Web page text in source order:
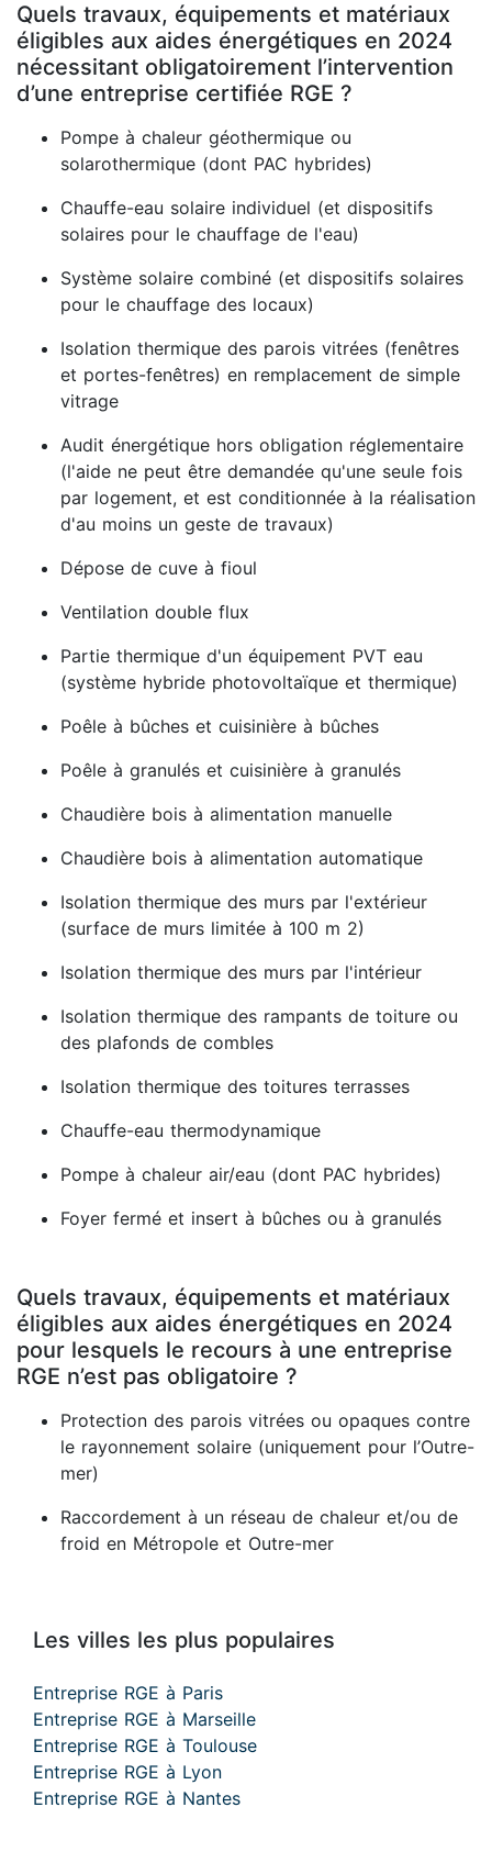
Quels travaux, équipements et matériaux
éligibles aux aides énergétiques en 2024
nécessitant obligatoirement l’intervention
d’une entreprise certifiée RGE ?
Pompe à chaleur géothermique ou
solarothermique (dont PAC hybrides)
Chauffe-eau solaire individuel (et dispositifs
solaires pour le chauffage de l'eau)
Système solaire combiné (et dispositifs solaires
pour le chauffage des locaux)
Isolation thermique des parois vitrées (fenêtres
et portes-fenêtres) en remplacement de simple
vitrage
Audit énergétique hors obligation réglementaire
(l'aide ne peut être demandée qu'une seule fois
par logement, et est conditionnée à la réalisation
d'au moins un geste de travaux)
Dépose de cuve à fioul
Ventilation double flux
Partie thermique d'un équipement PVT eau
(système hybride photovoltaïque et thermique)
Poêle à bûches et cuisinière à bûches
Poêle à granulés et cuisinière à granulés
Chaudière bois à alimentation manuelle
Chaudière bois à alimentation automatique
Isolation thermique des murs par l'extérieur
(surface de murs limitée à 100 m 2)
Isolation thermique des murs par l'intérieur
Isolation thermique des rampants de toiture ou
des plafonds de combles
Isolation thermique des toitures terrasses
Chauffe-eau thermodynamique
Pompe à chaleur air/eau (dont PAC hybrides)
Foyer fermé et insert à bûches ou à granulés
Quels travaux, équipements et matériaux
éligibles aux aides énergétiques en 2024
pour lesquels le recours à une entreprise
RGE n’est pas obligatoire ?
Protection des parois vitrées ou opaques contre
le rayonnement solaire (uniquement pour l’Outre-
mer)
Raccordement à un réseau de chaleur et/ou de
froid en Métropole et Outre-mer
Les villes les plus populaires
Entreprise RGE à Paris
Entreprise RGE à Marseille
Entreprise RGE à Toulouse
Entreprise RGE à Lyon
Entreprise RGE à Nantes